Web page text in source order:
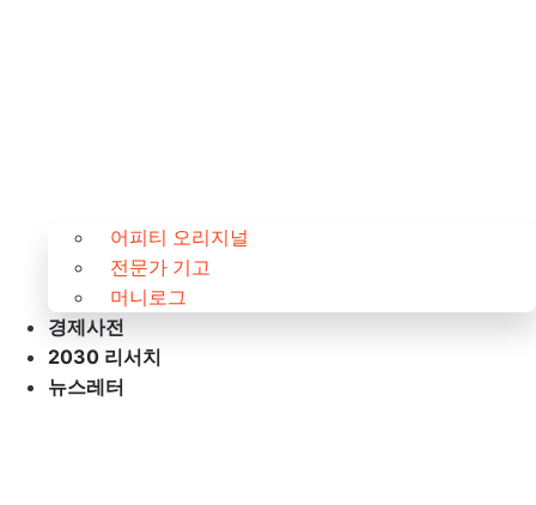
어피티 오리지널
전문가 기고
머니로그
경제사전
2030 리서치
뉴스레터